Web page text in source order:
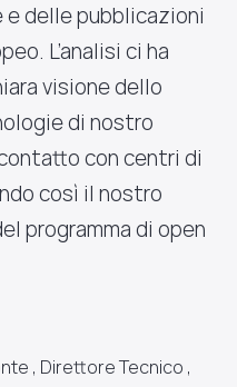
e delle pubblicazioni
L’analisi ci ha
visione dello
di nostro
con centri di
così il nostro
programma di open
, Direttore Tecnico ,